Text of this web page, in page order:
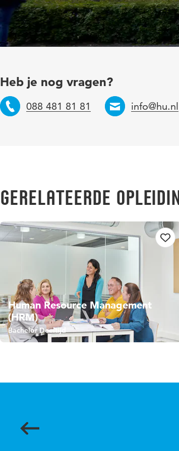
Heb je nog vragen?
Telefoon
088 481 81 81
Email
info@hu.nl
Gerelateerde
Human Resource Management
(HRM)
Bachelor Deeltijd